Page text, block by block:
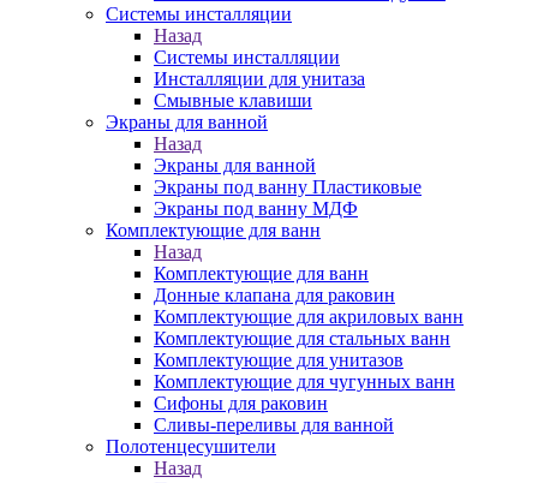
Системы инсталляции
Назад
Системы инсталляции
Инсталляции для унитаза
Смывные клавиши
Экраны для ванной
Назад
Экраны для ванной
Экраны под ванну Пластиковые
Экраны под ванну МДФ
Комплектующие для ванн
Назад
Комплектующие для ванн
Донные клапана для раковин
Комплектующие для акриловых ванн
Комплектующие для стальных ванн
Комплектующие для унитазов
Комплектующие для чугунных ванн
Сифоны для раковин
Сливы-переливы для ванной
Полотенцесушители
Назад